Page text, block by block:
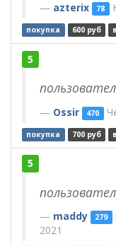
azterix 78
покупка 600 руб
5
Ossir 470
покупка 700 руб
5
maddy 279
2021